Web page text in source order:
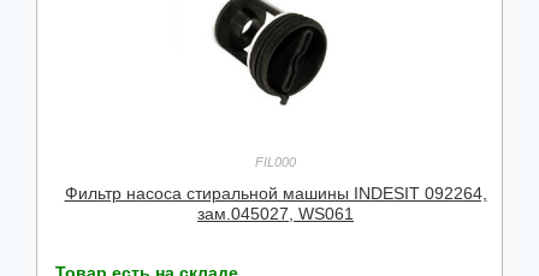
FIL000
Фильтр насоса стиральной машины INDESIT 092264,
зам.045027, WS061